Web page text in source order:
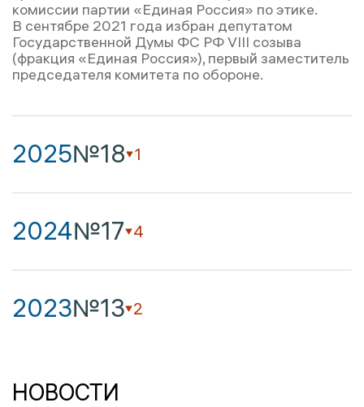
комиссии партии «Единая Россия» по этике.
В сентябре 2021 года избран депутатом
Государственной Думы ФС РФ VIII созыва
(фракция «Единая Россия»), первый заместитель
председателя комитета по обороне.
2025№18 1
2024№17 4
2023№13 2
НОВОСТИ